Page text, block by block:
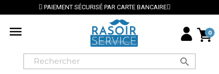
SÉCURISÉ PAR CARTE BANCAIRE
 0
search